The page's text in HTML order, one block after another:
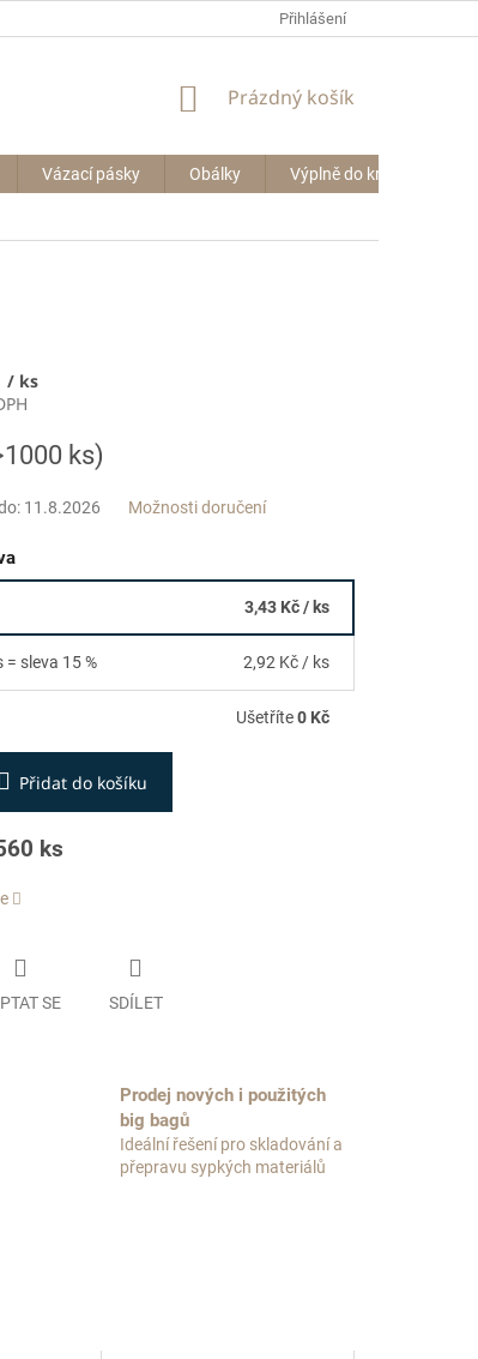
Přihlášení
NÁKUPNÍ
Prázdný košík
Vázací pásky Obálky Výplně do krabic
/ ks
ks)
11.8.2026 Možnosti doručení
3,43 Kč/ ks
= sleva 15 % 2,92 Kč / ks
Ušetříte0 Kč
Přidat do košíku
ks
SE SDÍLET
Prodej nových i použitých
big bagů
Ideální řešení pro skladování a
přepravu sypkých materiálů